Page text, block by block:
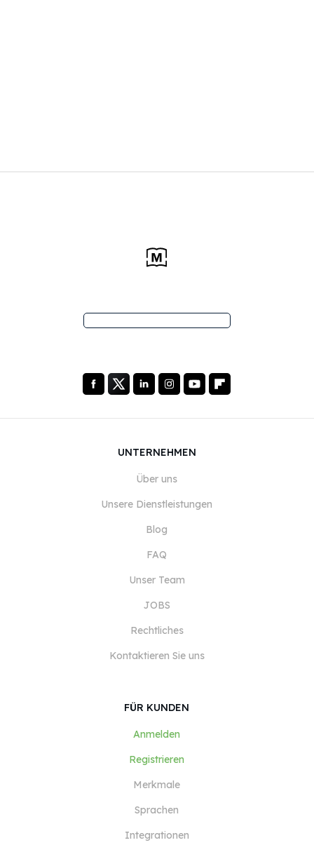
UNTERNEHMEN
Über uns
Unsere Dienstleistungen
Blog
FAQ
Unser Team
JOBS
Rechtliches
Kontaktieren Sie uns
FÜR KUNDEN
Anmelden
Registrieren
Merkmale
Sprachen
Integrationen